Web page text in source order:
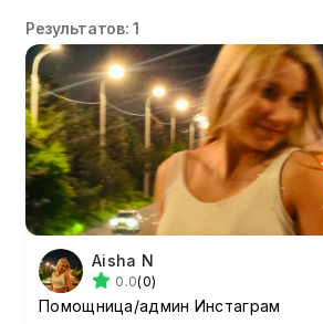
Результатов: 1
Aisha N
0.0(0)
Помощница/админ Инстаграм